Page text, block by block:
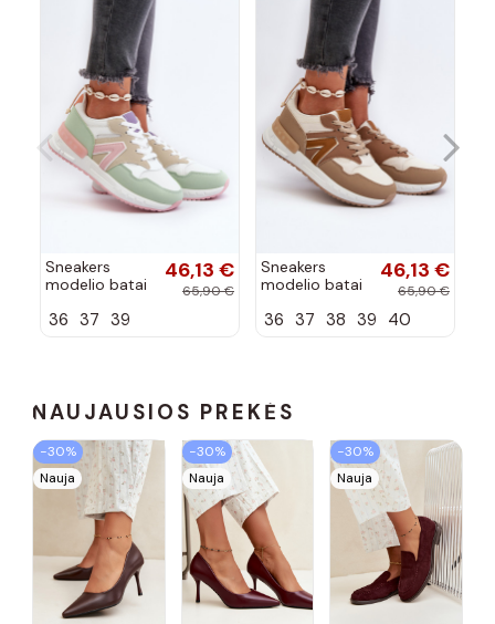
Sneakers
modelio batai
odos įvairių
46,13 €
65,90 €
36 37 39
Sneakers
modelio batai
odos rudos
46,13 €
65,90 €
36 37 38 39 40
NAUJAUSIOS PREKĖS
−30%
Nauja
−30%
Nauja
−30%
Nauja